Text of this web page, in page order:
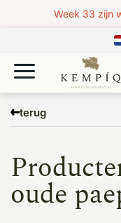
Week 33 zijn
terug
oude paepesteen
oude